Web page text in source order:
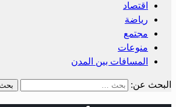
اقتصاد
رياضة
مجتمع
منوعات
المسافات بين المدن
البحث عن: